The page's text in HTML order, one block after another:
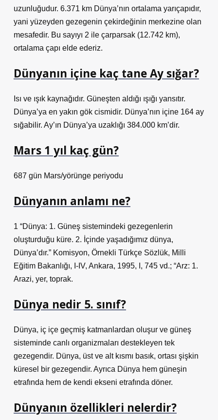
uzunluğudur. 6.371 km Dünya’nın ortalama yarıçapıdır,
yani yüzeyden gezegenin çekirdeğinin merkezine olan
mesafedir. Bu sayıyı 2 ile çarparsak (12.742 km),
ortalama çapı elde ederiz.
Dünyanın içine kaç tane Ay sığar?
Isı ve ışık kaynağıdır. Güneşten aldığı ışığı yansıtır.
Dünya’ya en yakın gök cismidir. Dünya’nın içine 164 ay
sığabilir. Ay’ın Dünya’ya uzaklığı 384.000 km’dir.
Mars 1 yıl kaç gün?
687 gün Mars/yörünge periyodu
Dünyanın anlamı ne?
1 “Dünya: 1. Güneş sistemindeki gezegenlerin
oluşturduğu küre. 2. İçinde yaşadığımız dünya,
Dünya’dır.” Komisyon, Örnekli Türkçe Sözlük, Milli
Eğitim Bakanlığı, I-IV, Ankara, 1995, I, 745 vd.; “Arz: 1.
Arazi, yer, toprak.
Dünya nedir 5. sınıf?
Dünya, iç içe geçmiş katmanlardan oluşur ve güneş
sisteminde canlı organizmaları destekleyen tek
gezegendir. Dünya, üst ve alt kısmı basık, ortası şişkin
küresel bir gezegendir. Ayrıca Dünya hem güneşin
etrafında hem de kendi ekseni etrafında döner.
Dünyanın özellikleri nelerdir?